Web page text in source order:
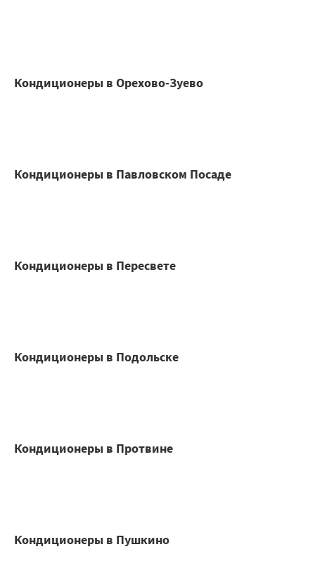
Кондиционеры в Орехово-Зуево
Кондиционеры в Павловском Посаде
Кондиционеры в Пересвете
Кондиционеры в Подольске
Кондиционеры в Протвине
Кондиционеры в Пушкино